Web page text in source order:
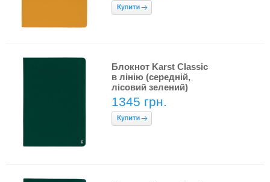
Блокнот Karst Classic
в лінію (середній,
лісовий зелений)
1345 грн.